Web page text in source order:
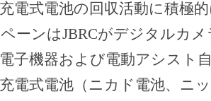
電式電池の回収活動に積極
ーンはJBRCがデジタルカ
子機器および電動アシスト
電式電池 （ニカド電池、ニ